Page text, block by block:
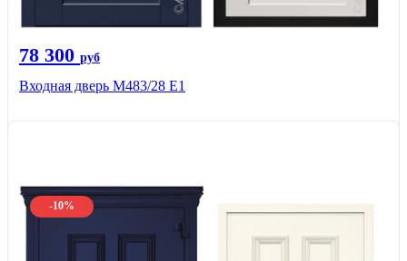
78 300 руб
Входная дверь М483/28 Е1
-10%